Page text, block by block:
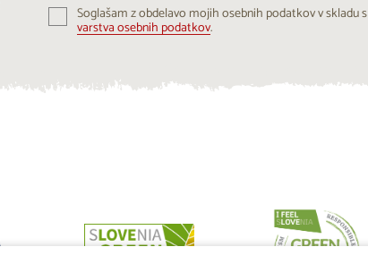
e-
naslovSoglašam z obdelavo mojih osebnih podatkov v skladu s
varstva osebnih podatkov.